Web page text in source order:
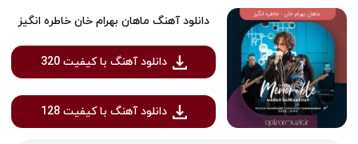
دانلود آهنگ ماهان بهرام خان خاطره انگیز
دانلود آهنگ با کیفیت 320
دانلود آهنگ با کیفیت 128